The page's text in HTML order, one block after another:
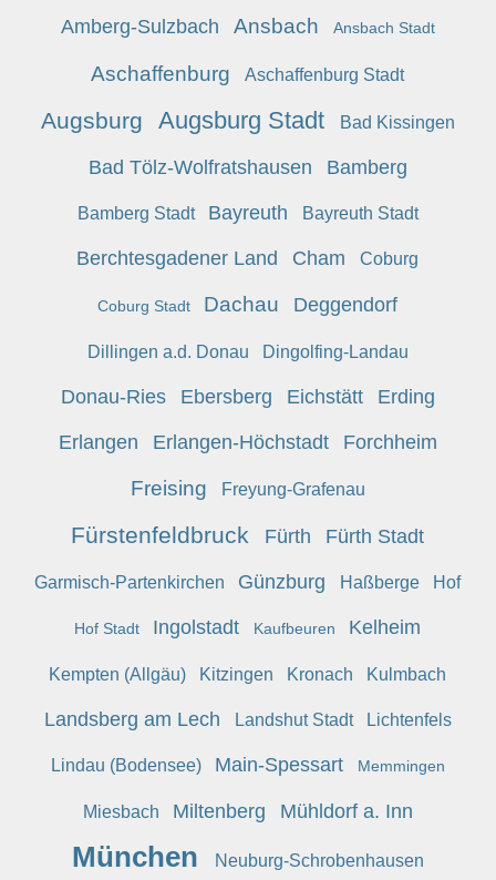
Amberg-Sulzbach Ansbach Ansbach Stadt
Aschaffenburg Aschaffenburg Stadt
Augsburg Augsburg Stadt Bad Kissingen
Bad Tölz-Wolfratshausen Bamberg
Bamberg Stadt Bayreuth Bayreuth Stadt
Berchtesgadener Land Cham Coburg
Coburg Stadt Dachau Deggendorf
Dillingen a.d. Donau Dingolfing-Landau
Donau-Ries Ebersberg Eichstätt Erding
Erlangen Erlangen-Höchstadt Forchheim
Freising Freyung-Grafenau
Fürstenfeldbruck Fürth Fürth Stadt
Garmisch-Partenkirchen Günzburg Haßberge Hof
Hof Stadt Ingolstadt Kaufbeuren Kelheim
Kempten (Allgäu) Kitzingen Kronach Kulmbach
Landsberg am Lech Landshut Stadt Lichtenfels
Lindau (Bodensee) Main-Spessart Memmingen
Miesbach Miltenberg Mühldorf a. Inn
München Neuburg-Schrobenhausen